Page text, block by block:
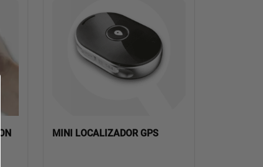
MINI LOCALIZADOR GPS